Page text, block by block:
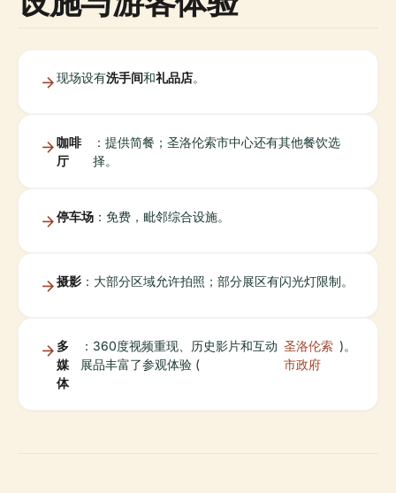
现场设有洗手间和礼品店。
咖啡
厅
：提供简餐；圣洛伦索市中心还有其他餐饮选
择。
停车场 ：免费，毗邻综合设施。
摄影 ：大部分区域允许拍照；部分展区有闪光灯限制。
多
媒
体
：360度视频重现、历史影片和互动
展品丰富了参观体验 (
圣洛伦索
市政府
)。